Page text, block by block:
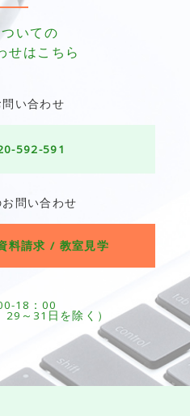
いての
せはこちら
い合わせ
592-591
問い合わせ
料請求 / 教室見学
18：00
～31日を除く）